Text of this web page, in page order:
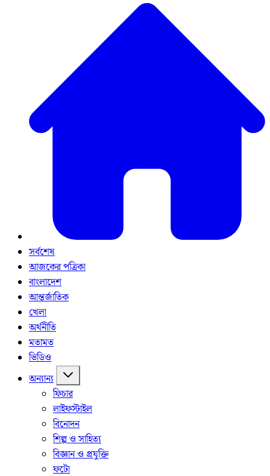
সর্বশেষ
আজকের পত্রিকা
বাংলাদেশ
আন্তর্জাতিক
খেলা
অর্থনীতি
মতামত
ভিডিও
অন্যান্য
ফিচার
লাইফস্টাইল
বিনোদন
শিল্প ও সাহিত্য
বিজ্ঞান ও প্রযুক্তি
ফটো